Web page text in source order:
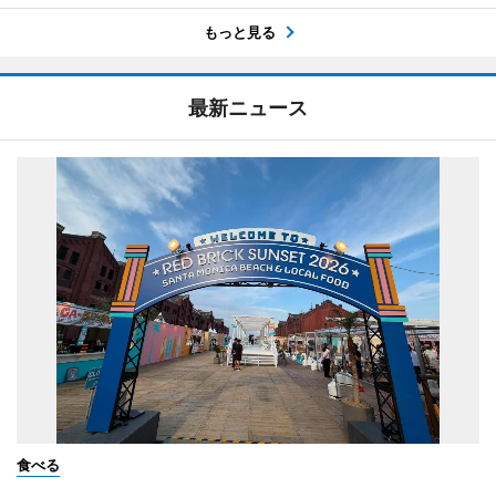
もっと見る
最新ニュース
食べる